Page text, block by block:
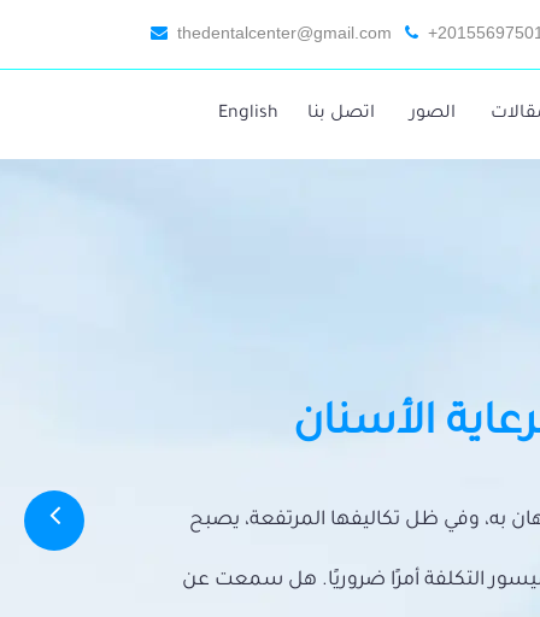
thedentalcenter@gmail.com
الصور اتصل بنا English
الأسنان
به، وفي ظل تكاليفها المرتفعة، يصبح
التكلفة أمرًا ضروريًا. هل سمعت عن